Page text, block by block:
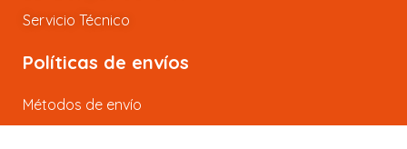
Servicio Técnico
Políticas de envíos
Métodos de envío